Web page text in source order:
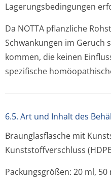
Lagerungsbedin­gungen
Da NOTTA pflanzliche
Schwankungen im Geruch
kommen, die keinen
spezifische
6.5. Art und Inhalt des
Braunglasflasche mit
Kunststoffver­schluss
Packungsgrößen: 20 ml, 50